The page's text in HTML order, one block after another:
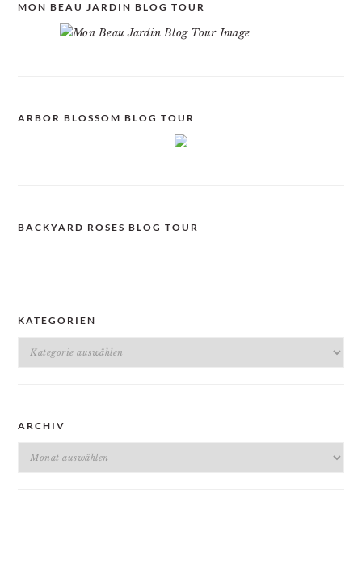
MON BEAU JARDIN BLOG TOUR
ARBOR BLOSSOM BLOG TOUR
BACKYARD ROSES BLOG TOUR
KATEGORIEN
Kategorien
ARCHIV
Archiv